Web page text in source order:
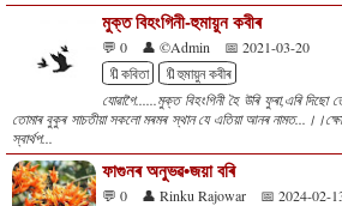
মুক্ত বিহংগিনী-হুমায়ুন কবীৰ
💬 0 👤 ©Admin
📅 2021-03-20
🔖কবিতা
🔖হুমায়ুন কবীৰ
যোৱাগৈ......মুক্ত বিহংগিনী হৈ উৰি ফুৰা,এৰি দিছো
তোমাৰ বুকুৰ সাচতীয়া সকলো মৰমৰ স্থান যে এতিয়া আনৰ
স্বাৰ্থপ...
ফাগুনৰ অনুভৱ•জয়া বৰি
💬 0 👤 Rinku Rajowar
📅 2024-02-